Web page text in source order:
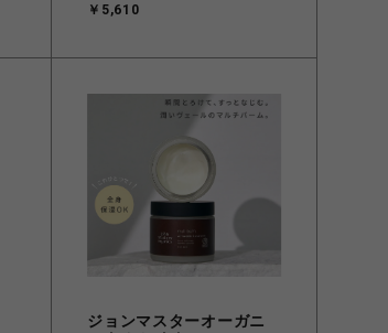
￥5,610
ジョンマスターオーガニ